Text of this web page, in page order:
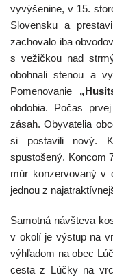
vyvýšenine, v 15.
Slovensku a
zachovalo iba
s vežičkou nad
obohnali stenou a
Pomenovanie
obdobia. Počas
zásah. Obyvatelia
si postavili nový.
spustošený. Koncom
múr konzervovaný v
jednou z
Samotná návšteva
v okolí je výstup na
výhľadom na obec
cesta z Lúčky na